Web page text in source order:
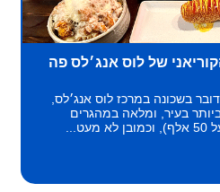
של לוס אנג׳לס פה
בשכונה במרכז לוס אנג׳לס,
בעיר, ומלאה במהגרים